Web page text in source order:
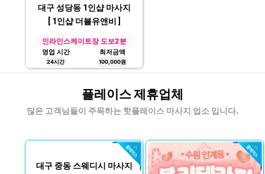
대구 성당동 1인샵 마사지
[ 1인샵 더블유앤비 ]
인라인스케이트장 도보2분
영업 시간
24시간
최저금액
100,000원
플레이스 제휴업체
많은 고객님들이 주목하는 핫플레이스 마사지 업소 입니다.
대구 중동 스웨디시 마사지